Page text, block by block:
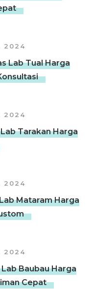
2024
Lab Tual Harga
2024
Tarakan Harga
2024
Mataram Harga
2024
Lab Baubau Harga
Cepat